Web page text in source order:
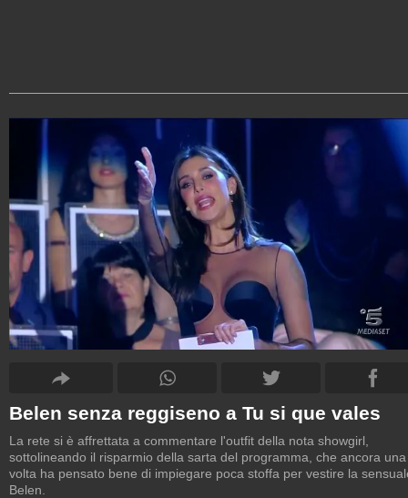
Belen senza reggiseno a Tu si que vales
La rete si è affrettata a commentare l'outfit della nota showgirl,
sottolineando il risparmio della sarta del programma, che ancora una
volta ha pensato bene di impiegare poca stoffa per vestire la
Belen.